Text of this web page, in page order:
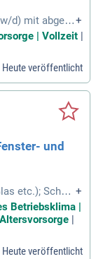
d) mit abgesc
in Maschi
haben K
und Roh
Regelar
und ze
Ein ausgeprägt
komplexe
sind erf
Reisebereits
eine Ausbildu
notwendig.
+
| Vollzeit |
Heute veröffentlicht
und
etc.); Schnit
Architekten,
und
+
Betriebsklima |
Heute veröffentlicht